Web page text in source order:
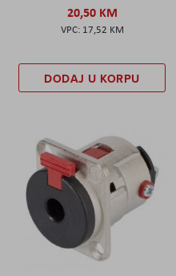
20,50 KM
17,52 KM
DODAJ U KORPU